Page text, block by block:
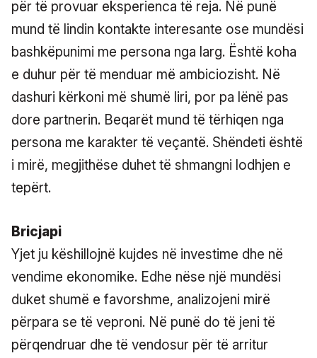
për të provuar eksperienca të reja. Në punë
mund të lindin kontakte interesante ose mundësi
bashkëpunimi me persona nga larg. Është koha
e duhur për të menduar më ambiciozisht. Në
dashuri kërkoni më shumë liri, por pa lënë pas
dore partnerin. Beqarët mund të tërhiqen nga
persona me karakter të veçantë. Shëndeti është
i mirë, megjithëse duhet të shmangni lodhjen e
tepërt.
Bricjapi
Yjet ju këshillojnë kujdes në investime dhe në
vendime ekonomike. Edhe nëse një mundësi
duket shumë e favorshme, analizojeni mirë
përpara se të veproni. Në punë do të jeni të
përqendruar dhe të vendosur për të arritur